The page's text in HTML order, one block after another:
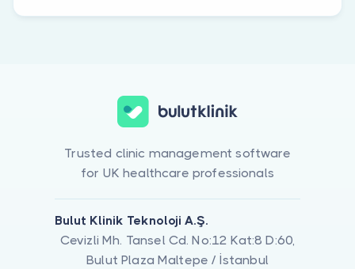
Trusted clinic management software
for UK healthcare professionals
Bulut Klinik Teknoloji A.Ş.
Cevizli Mh. Tansel Cd. No:12 Kat:8 D:60,
Bulut Plaza Maltepe / İstanbul